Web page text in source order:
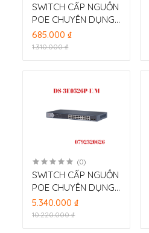
SWITCH CẤP NGUỒN
POE CHUYÊN DỤNG
4 PORT HIKVISION
DS-3E1105P-EI
685.000 ₫
1.310.000 ₫
(0)
SWITCH CẤP NGUỒN
POE CHUYÊN DỤNG
24 PORT HIKVISION
DS-3E0526P-E/M
5.340.000 ₫
10.220.000 ₫